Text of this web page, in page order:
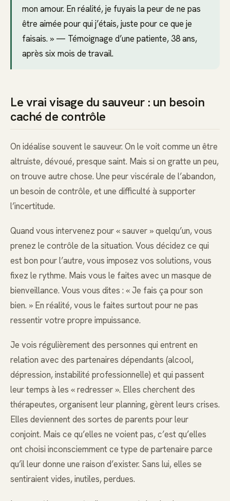
mon amour. En réalité, je fuyais la peur de ne pas
être aimée pour qui j’étais, juste pour ce que je
faisais. » — Témoignage d’une patiente, 38 ans,
après six mois de travail.
Le vrai visage du sauveur : un besoin
caché de contrôle
On idéalise souvent le sauveur. On le voit comme un être
altruiste, dévoué, presque saint. Mais si on gratte un peu,
on trouve autre chose. Une peur viscérale de l’abandon,
un besoin de contrôle, et une difficulté à supporter
l’incertitude.
Quand vous intervenez pour « sauver » quelqu’un, vous
prenez le contrôle de la situation. Vous décidez ce qui
est bon pour l’autre, vous imposez vos solutions, vous
fixez le rythme. Mais vous le faites avec un masque de
bienveillance. Vous vous dites : « Je fais ça pour son
bien. » En réalité, vous le faites surtout pour ne pas
ressentir votre propre impuissance.
Je vois régulièrement des personnes qui entrent en
relation avec des partenaires dépendants (alcool,
dépression, instabilité professionnelle) et qui passent
leur temps à les « redresser ». Elles cherchent des
thérapeutes, organisent leur planning, gèrent leurs crises.
Elles deviennent des sortes de parents pour leur
conjoint. Mais ce qu’elles ne voient pas, c’est qu’elles
ont choisi inconsciemment ce type de partenaire parce
qu’il leur donne une raison d’exister. Sans lui, elles se
sentiraient vides, inutiles, perdues.